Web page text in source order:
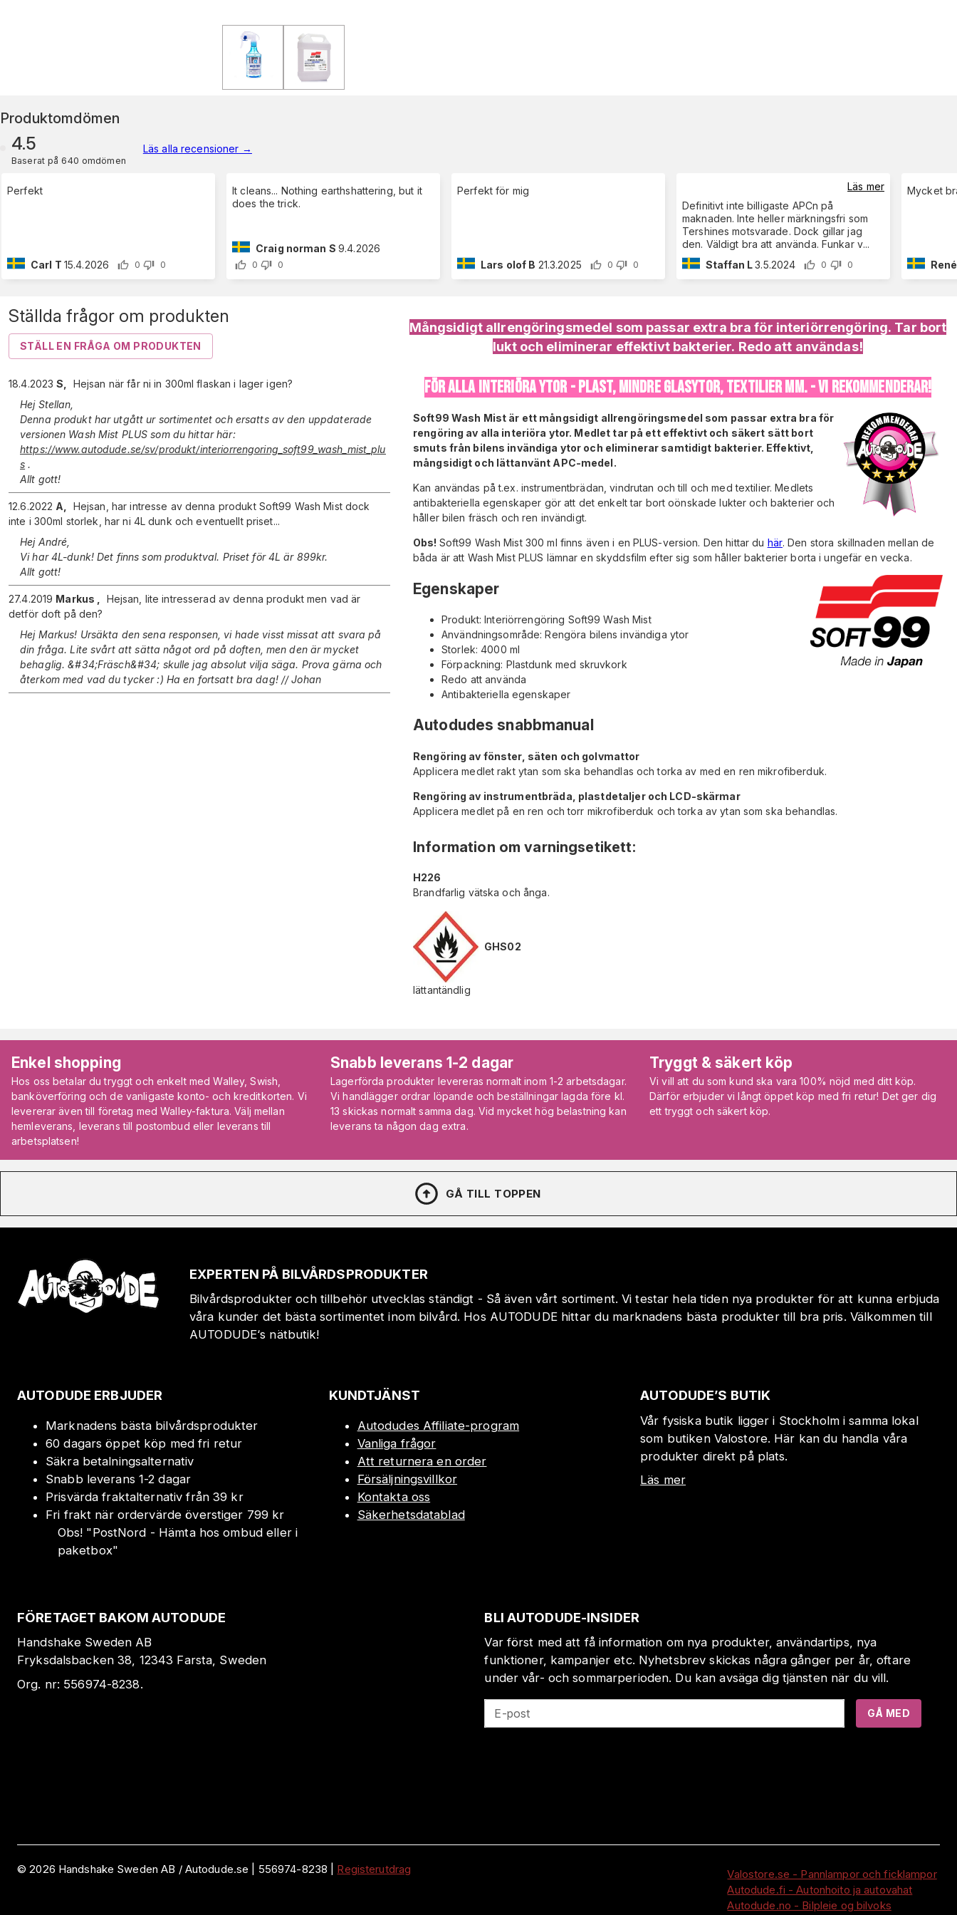
Produktomdömen
4.5
Baserat på 640 omdömen
Läs alla recensioner →
Perfekt
Carl T 15.4.2026 0 0
It cleans... Nothing earthshattering, but it
does the trick.
Craig norman S 9.4.2026
0 0
Perfekt för mig
Lars olof B 21.3.2025 0 0
Läs mer
Definitivt inte billigaste APCn på
maknaden. Inte heller märkningsfri som
Tershines motsvarade. Dock gillar jag
den. Väldigt bra att använda. Funkar v...
Staffan L3.5.2024 0 0
Mycket
Ställda frågor om produkten
STÄLL EN FRÅGA OM PRODUKTEN
18.4.2023 S
Hejsan när får ni in 300ml flaskan i lager igen?
Hej Stellan,
Denna produkt har utgått ur sortimentet och ersatts av den uppdaterade
versionen Wash Mist PLUS som du hittar här:
https://www.autodude.se/sv/produkt/interiorrengoring_soft99_wash_mist_plu
s .
Allt gott!
12.6.2022 A
Hejsan, har intresse av denna produkt Soft99 Wash Mist dock
inte i 300ml storlek, har ni 4L dunk och eventuellt priset...
Hej André,
Vi har 4L-dunk! Det finns som produktval. Priset för 4L är 899kr.
Allt gott!
27.4.2019 Markus
Hejsan, lite intresserad av denna produkt men vad är
detför doft på den?
Hej Markus! Ursäkta den sena responsen, vi hade visst missat att svara på
din fråga. Lite svårt att sätta något ord på doften, men den är mycket
behaglig. &#34;Fräsch&#34; skulle jag absolut vilja säga. Prova gärna och
återkom med vad du tycker :) Ha en fortsatt bra dag! // Johan
Mångsidigt allrengöringsmedel som passar extra bra för interiörrengöring. Tar bort
lukt och eliminerar effektivt bakterier. Redo att användas!
FÖR ALLA INTERIÖRA YTOR - PLAST, MINDRE GLASYTOR, TEXTILIER MM. - VI REKOMMENDERAR!
Soft99 Wash Mist är ett mångsidigt allrengöringsmedel som passar extra bra för
rengöring av alla interiöra ytor. Medlet tar på ett effektivt och säkert sätt bort
smuts från bilens invändiga ytor och eliminerar samtidigt bakterier. Effektivt,
mångsidigt och lättanvänt APC-medel.
Kan användas på t.ex. instrumentbrädan, vindrutan och till och med textilier. Medlets
antibakteriella egenskaper gör att det enkelt tar bort oönskade lukter och bakterier och
håller bilen fräsch och ren invändigt.
Obs! Soft99 Wash Mist 300 ml finns även i en PLUS-version. Den hittar du här. Den stora skillnaden mellan de
båda är att Wash Mist PLUS lämnar en skyddsfilm efter sig som håller bakterier borta i ungefär en vecka.
Egenskaper
Produkt: Interiörrengöring Soft99 Wash Mist
Användningsområde: Rengöra bilens invändiga ytor
Storlek: 4000 ml
Förpackning: Plastdunk med skruvkork
Redo att använda
Antibakteriella egenskaper
Autodudes snabbmanual
Rengöring av fönster, säten och golvmattor
Applicera medlet rakt ytan som ska behandlas och torka av med en ren mikrofiberduk.
Rengöring av instrumentbräda, plastdetaljer och LCD-skärmar
Applicera medlet på en ren och torr mikrofiberduk och torka av ytan som ska behandlas.
Information om varningsetikett:
H226
Brandfarlig vätska och ånga.
GHS02
lättantändlig
Enkel shopping
Hos oss betalar du tryggt och enkelt med Walley, Swish,
banköverföring och de vanligaste konto- och kreditkorten. Vi
levererar även till företag med Walley-faktura. Välj mellan
hemleverans, leverans till postombud eller leverans till
arbetsplatsen!
Snabb leverans 1-2 dagar
Lagerförda produkter levereras normalt inom 1-2 arbetsdagar.
Vi handlägger ordrar löpande och beställningar lagda före kl.
13 skickas normalt samma dag. Vid mycket hög belastning kan
leverans ta någon dag extra.
Tryggt & säkert köp
Vi vill att du som kund ska vara 100% nöjd med ditt köp.
Därför erbjuder vi långt öppet köp med fri retur! Det ger dig
ett tryggt och säkert köp.
GÅ TILL TOPPEN
EXPERTEN PÅ BILVÅRDSPRODUKTER
Bilvårdsprodukter och tillbehör utvecklas ständigt - Så även vårt sortiment. Vi testar hela tiden nya produkter för att kunna erbjuda
våra kunder det bästa sortimentet inom bilvård. Hos AUTODUDE hittar du marknadens bästa produkter till bra pris. Välkommen till
AUTODUDE‘s nätbutik!
AUTODUDE ERBJUDER
Marknadens bästa bilvårdsprodukter
60 dagars öppet köp med fri retur
Säkra betalningsalternativ
Snabb leverans 1-2 dagar
Prisvärda fraktalternativ från 39 kr
Fri frakt när ordervärde överstiger 799 kr
Obs! "PostNord - Hämta hos ombud eller i
paketbox"
KUNDTJÄNST
Autodudes Affiliate-program
Vanliga frågor
Att returnera en order
Försäljningsvillkor
Kontakta oss
Säkerhetsdatablad
AUTODUDE’S BUTIK
Vår fysiska butik ligger i Stockholm i samma lokal
som butiken Valostore. Här kan du handla våra
produkter direkt på plats.
Läs mer
FÖRETAGET BAKOM AUTODUDE
Handshake Sweden AB
Fryksdalsbacken 38, 12343 Farsta, Sweden
Org. nr: 556974-8238.
BLI AUTODUDE-INSIDER
Var först med att få information om nya produkter, användartips, nya
funktioner, kampanjer etc. Nyhetsbrev skickas några gånger per år, oftare
under vår- och sommarperioden. Du kan avsäga dig tjänsten när du vill.
E-post GÅ MED
©2026 Handshake Sweden AB / Autodude.se | 556974-8238 Registerutdrag
Valostore.se - Pannlampor och ficklampor
Autodude.fi - Autonhoito ja autovahat
Autodude.no - Bilpleie og bilvoks